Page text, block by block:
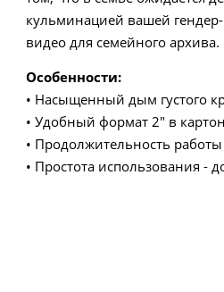
кульминацией вашей
видео для семейного архива.
Особенности:
• Насыщенный дым густого
• Удобный формат 2" в
• Продолжительность
• Простота использования -